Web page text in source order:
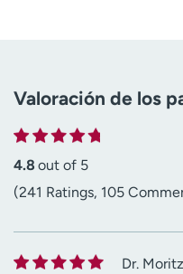
Valoración de los
4.8 out of 5
(241 Ratings, 105
Dr.